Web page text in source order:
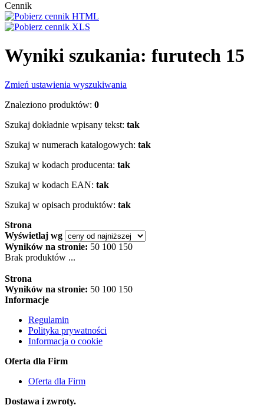
Cennik
Wyniki szukania: furutech 15
Zmień ustawienia wyszukiwania
Znaleziono produktów: 0
Szukaj dokładnie wpisany tekst: tak
Szukaj w numerach katalogowych: tak
Szukaj w kodach producenta: tak
Szukaj w kodach EAN: tak
Szukaj w opisach produktów: tak
Strona
Wyświetlaj wg
Wyników na stronie: 50 100 150
Brak produktów ...
Strona
Wyników na stronie: 50 100 150
Informacje
Regulamin
Polityka prywatności
Informacja o cookie
Oferta dla Firm
Oferta dla Firm
Dostawa i zwroty.